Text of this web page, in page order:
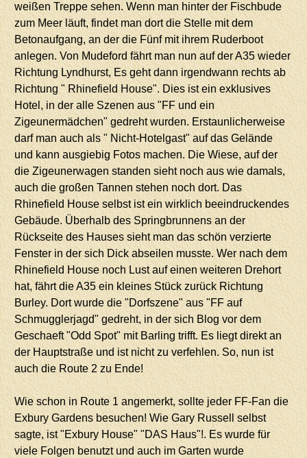
weißen Treppe sehen. Wenn man hinter der Fischbude
zum Meer läuft, findet man dort die Stelle mit dem
Betonaufgang, an der die Fünf mit ihrem Ruderboot
anlegen. Von Mudeford fährt man nun auf der A35 wieder
Richtung Lyndhurst, Es geht dann irgendwann rechts ab
Richtung " Rhinefield House". Dies ist ein exklusives
Hotel, in der alle Szenen aus "FF und ein
Zigeunermädchen" gedreht wurden. Erstaunlicherweise
darf man auch als " Nicht-Hotelgast" auf das Gelände
und kann ausgiebig Fotos machen. Die Wiese, auf der
die Zigeunerwagen standen sieht noch aus wie damals,
auch die großen Tannen stehen noch dort. Das
Rhinefield House selbst ist ein wirklich beeindruckendes
Gebäude. Überhalb des Springbrunnens an der
Rückseite des Hauses sieht man das schön verzierte
Fenster in der sich Dick abseilen musste. Wer nach dem
Rhinefield House noch Lust auf einen weiteren Drehort
hat, fährt die A35 ein kleines Stück zurück Richtung
Burley. Dort wurde die "Dorfszene" aus "FF auf
Schmugglerjagd" gedreht, in der sich Blog vor dem
Geschaeft "Odd Spot" mit Barling trifft. Es liegt direkt an
der Hauptstraße und ist nicht zu verfehlen. So, nun ist
auch die Route 2 zu Ende!
Wie schon in Route 1 angemerkt, sollte jeder FF-Fan die
Exbury Gardens besuchen! Wie Gary Russell selbst
sagte, ist "Exbury House" "DAS Haus"!. Es wurde für
viele Folgen benutzt und auch im Garten wurde